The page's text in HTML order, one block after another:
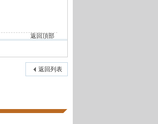
返回頂部
返回列表